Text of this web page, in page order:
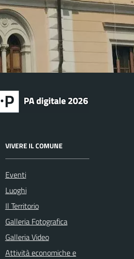
VIVERE IL COMUNE
Eventi
Luoghi
Il Territorio
Galleria Fotografica
Galleria Video
Attività economiche e